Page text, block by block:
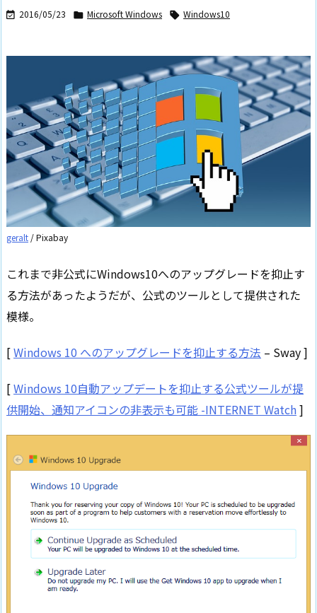
 2016/05/23  Microsoft Windows  Windows10
geralt / Pixabay
これまで非公式にWindows10へのアップグレードを抑止す
る方法があったようだが、公式のツールとして提供された
模様。
[Windows 10 へのアップグレードを抑止する方法 – Sway ]
[Windows 10自動アップデートを抑止する公式ツールが提
供開始、通知アイコンの非表示も可能 -INTERNET Watch]